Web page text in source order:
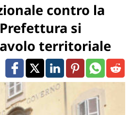
contro la
si
territoriale